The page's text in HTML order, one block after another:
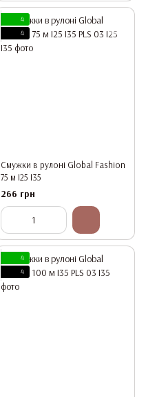
4
4
Смужки в рулоні Global Fashion
75 м I25 I35
266 грн
4
4